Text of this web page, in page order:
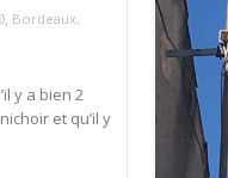
, Bordeaux,
y a bien 2
et qu’il y